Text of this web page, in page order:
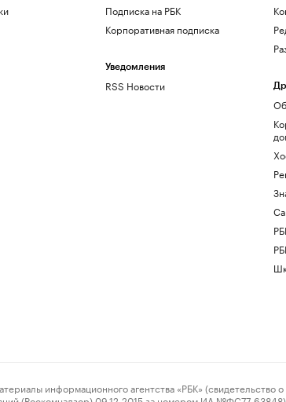
Подписка на РБК
Корпоративная подписка
Уведомления
RSS Новости
информационного агентства «РБК» (свидетельство о